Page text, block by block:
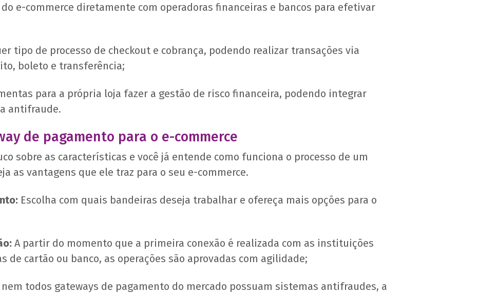
e-commerce diretamente com operadoras financeiras e bancos para efetivar
tipo de processo de checkout e cobrança, podendo realizar transações via
boleto e transferência;
para a própria loja fazer a gestão de risco financeira, podendo integrar
antifraude.
de pagamento para o e-commerce
sobre as características e você já entende como funciona o processo de um
as vantagens que ele traz para o seu e-commerce.
Escolha com quais bandeiras deseja trabalhar e ofereça mais opções para o
A partir do momento que a primeira conexão é realizada com as instituições
de cartão ou banco, as operações são aprovadas com agilidade;
nem todos gateways de pagamento do mercado possuam sistemas antifraudes, a